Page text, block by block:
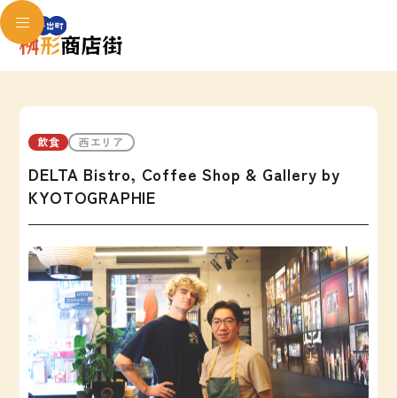
DELTA Bistro, Coffee Shop & Gallery by
KYOTOGRAPHIE
飲食 西エリア